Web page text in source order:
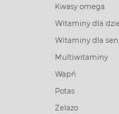
Kwasy omega
Witaminy dla
Witaminy dla
Multiwitaminy
Wapń
Potas
Żelazo